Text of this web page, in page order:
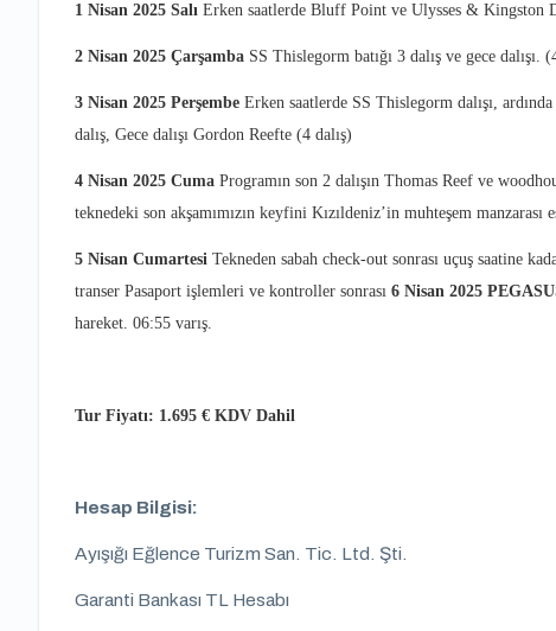
1 Nisan 2025 Salı Erken saatlerde Bluff Point ve Ulysses & Kingston
2 Nisan 2025 Çarşamba SS Thislegorm batığı 3 dalış ve gece dalışı.
3 Nisan 2025 Perşembe Erken saatlerde SS Thislegorm dalışı,
dalış, Gece dalışı Gordon Reefte (4 dalış)
4 Nisan 2025 Cuma Programın son 2 dalışın Thomas Reef ve
teknedeki son akşamımızın keyfini Kızıldeniz’in muhteşem manzarası
5 Nisan Cumartesi Tekneden sabah check-out sonrası uçuş saatine
transer Pasaport işlemleri ve kontroller sonrası 6 Nisan 2025
hareket. 06:55 varış.
Tur Fiyatı: 1.695 € KDV Dahil
Hesap Bilgisi:
Ayışığı Eğlence Turizm San. Tic. Ltd. Şti.
Garanti Bankası TL Hesabı